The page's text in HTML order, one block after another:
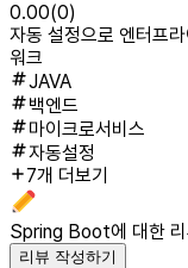
0.00(0)
자동 설정으로 엔터프
워크
JAVA
백엔드
마이크로서비스
자동설정
7개 더보기
Spring Boot에 대한
리뷰 작성하기